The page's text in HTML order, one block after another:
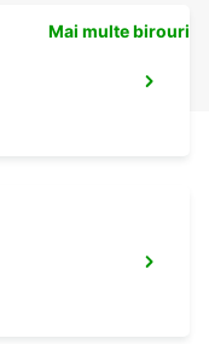
Mai multe birouri